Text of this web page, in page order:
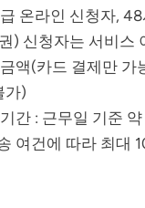
온라인 신청자, 48
) 신청자는 서비스
액(카드 결제만 가
가)
간 : 근무일 기준
여건에 따라 최대